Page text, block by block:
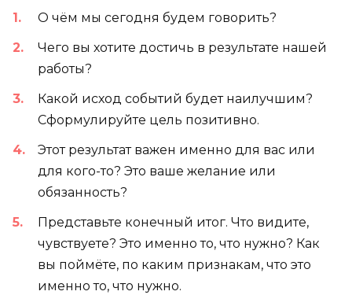
О чём мы сегодня будем говорить?
Чего вы хотите достичь в результате нашей
работы?
Какой исход событий будет наилучшим?
Сформулируйте цель позитивно.
Этот результат важен именно для вас или
для кого-то? Это ваше желание или
обязанность?
Представьте конечный итог. Что видите,
чувствуете? Это именно то, что нужно? Как
вы поймёте, по каким признакам, что это
именно то, что нужно.